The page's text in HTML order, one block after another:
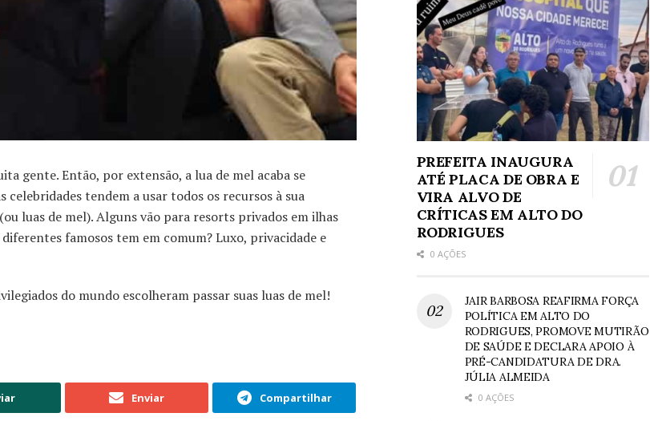
gente. Então, por extensão, a lua de mel acaba se
tendem a usar todos os recursos à sua
luas de mel). Alguns vão para resorts privados em ilhas
famosos tem em comum? Luxo, privacidade e
do mundo escolheram passar suas luas de mel!
Enviar Compartilhar
PREFEITA INAUGURA
ATÉ PLACA DE OBRA E
VIRA ALVO DE
CRÍTICAS EM ALTO DO
RODRIGUES
0 AÇÕES
JAIR BARBOSA REAFIRMA FORÇA
POLÍTICA EM ALTO DO
RODRIGUES, PROMOVE MUTIRÃO
DE SAÚDE E DECLARA APOIO À
PRÉ-CANDIDATURA DE DRA.
JÚLIA ALMEIDA
0 AÇÕES